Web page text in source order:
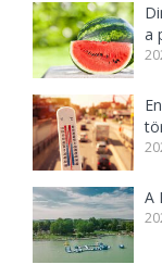
a
A